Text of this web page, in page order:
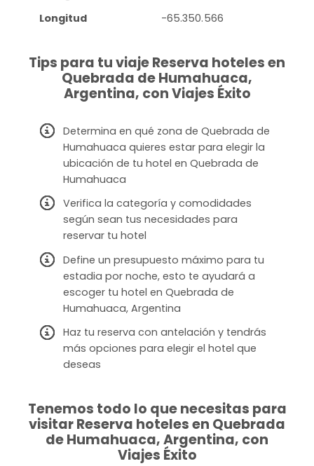
Longitud
-65.350.566
Tips para tu viaje Reserva hoteles en
Quebrada de Humahuaca,
Argentina, con Viajes Éxito
Determina en qué zona de Quebrada de
Humahuaca quieres estar para elegir la
ubicación de tu hotel en Quebrada de
Humahuaca
Verifica la categoría y comodidades
según sean tus necesidades para
reservar tu hotel
Define un presupuesto máximo para tu
estadia por noche, esto te ayudará a
escoger tu hotel en Quebrada de
Humahuaca, Argentina
Haz tu reserva con antelación y tendrás
más opciones para elegir el hotel que
deseas
Tenemos todo lo que necesitas para
visitar Reserva hoteles en Quebrada
de Humahuaca, Argentina, con
Viajes Éxito